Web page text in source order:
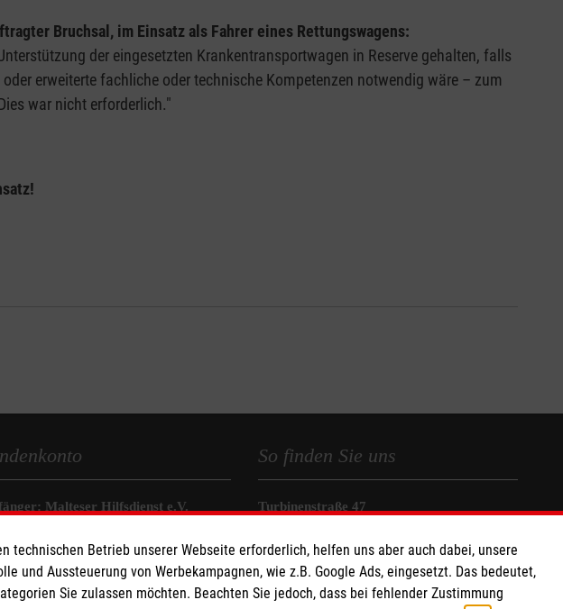
Bruchsal, im Einsatz als Fahrer eines Rettungswagens:
der eingesetzten Krankentransportwagen in Reserve gehalten, falls
erweiterte fachliche oder technische Kompetenzen notwendig wäre – zum
war nicht erforderlich."
Malteser Hilfsdienst e.V.
So finden Sie uns
Turbinenstraße 47
Telefon: 0711 8388 033
Email:
mathias.maurmaier@malteser.org
technischen Betrieb unserer Webseite erforderlich, helfen uns aber auch dabei, unsere
Aussteuerung von Werbekampagnen, wie z.B. Google Ads, eingesetzt. Das bedeutet,
Sie zulassen möchten. Beachten Sie jedoch, dass bei fehlender Zustimmung